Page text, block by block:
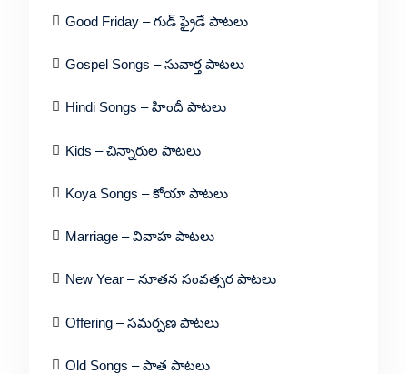
Good Friday – గుడ్ ఫ్రైడే పాటలు
Gospel Songs – సువార్త పాటలు
Hindi Songs – హిందీ పాటలు
Kids – చిన్నారుల పాటలు
Koya Songs – కోయా పాటలు
Marriage – వివాహ పాటలు
New Year – నూతన సంవత్సర పాటలు
Offering – సమర్పణ పాటలు
Old Songs – పాత పాటలు